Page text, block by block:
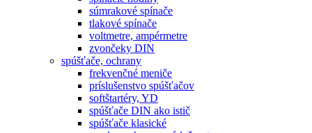
súmrakové spínače
tlakové spínače
voltmetre, ampérmetre
zvončeky DIN
spúšťače, ochrany
frekvenčné meniče
príslušenstvo spúšťačov
softštartéry, YD
spúšťače DIN ako istič
spúšťače klasické